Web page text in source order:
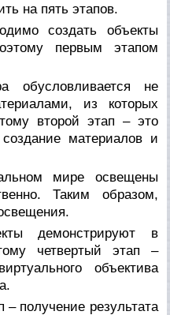
на пять этапов.
создать объекты
первым этапом
обусловливается не
из которых
второй этап – это
материалов и
мире освещены
Таким образом,
демонстрируют в
четвертый этап –
объектива
получение результата